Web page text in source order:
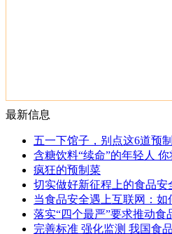
最新信息
五一下馆子，别点这6道预
含糖饮料“续命”的年轻人
疯狂的预制菜
切实做好新征程上的食品安
当食品安全遇上互联网：如
落实“四个最严”要求推动食
完善标准 强化监测 我国食